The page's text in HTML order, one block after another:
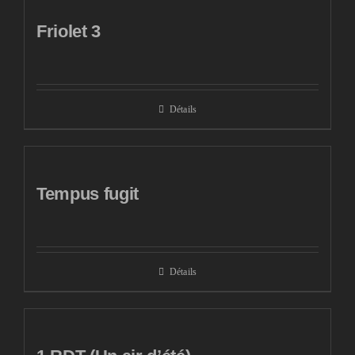
Friolet 3
Détails
Tempus fugit
Détails